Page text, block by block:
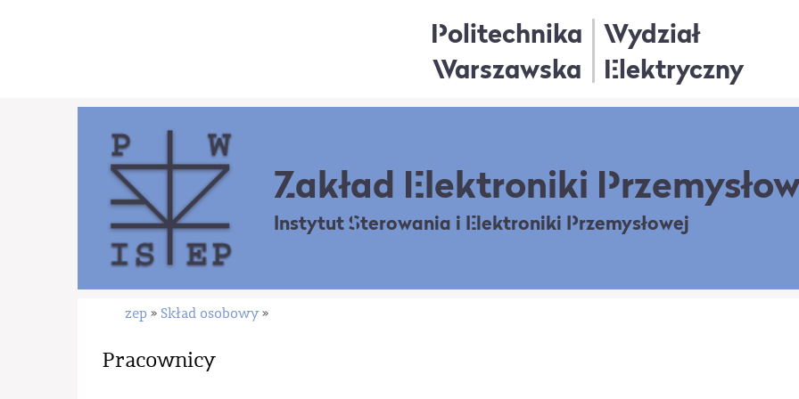
Politechnika
Warszawska
Wydział
Elektryczny
Zakład Elektroniki
Instytut Sterowania i Elektroniki Przemysłowej
zep » Skład osobowy »
Pracownicy